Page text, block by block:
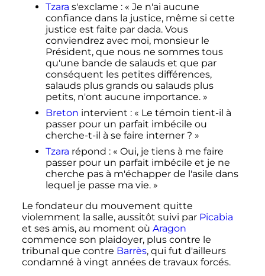
Tzara s'exclame : « Je n'ai aucune
confiance dans la justice, même si cette
justice est faite par dada. Vous
conviendrez avec moi, monsieur le
Président, que nous ne sommes tous
qu'une bande de salauds et que par
conséquent les petites différences,
salauds plus grands ou salauds plus
petits, n'ont aucune importance. »
Breton intervient : « Le témoin tient-il à
passer pour un parfait imbécile ou
cherche-t-il à se faire interner ? »
Tzara répond : « Oui, je tiens à me faire
passer pour un parfait imbécile et je ne
cherche pas à m'échapper de l'asile dans
lequel je passe ma vie. »
Le fondateur du mouvement quitte
violemment la salle, aussitôt suivi par Picabia
et ses amis, au moment où Aragon
commence son plaidoyer, plus contre le
tribunal que contre Barrès, qui fut d'ailleurs
condamné à vingt années de travaux forcés.